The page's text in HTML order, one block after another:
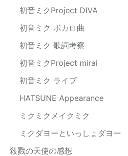
初音ミクProject DIVA
初音ミク ボカロ曲
初音ミク 歌詞考察
初音ミクProject mirai
初音ミク ライブ
HATSUNE Appearance
ミクミクメイクミク
ミクダヨーといっしょダヨー
殺戮の天使の感想